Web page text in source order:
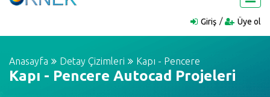
Giriş Üye ol
Anasayfa Detay Çizimleri Kapı - Pencere
Kapı - Pencere Autocad Projeleri